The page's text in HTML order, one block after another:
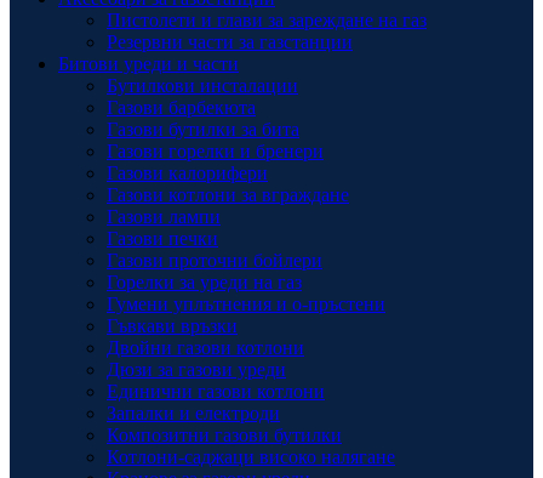
Пистолети и глави за зареждане на газ
Резервни части за газстанции
Битови уреди и части
Бутилкови инсталации
Газови барбекюта
Газови бутилки за бита
Газови горелки и бренери
Газови калорифери
Газови котлони за вграждане
Газови лампи
Газови печки
Газови проточни бойлери
Горелки за уреди на газ
Гумени уплътнения и о-пръстени
Гъвкави връзки
Двойни газови котлони
Дюзи за газови уреди
Единични газови котлони
Запалки и електроди
Композитни газови бутилки
Котлони-саджаци високо налягане